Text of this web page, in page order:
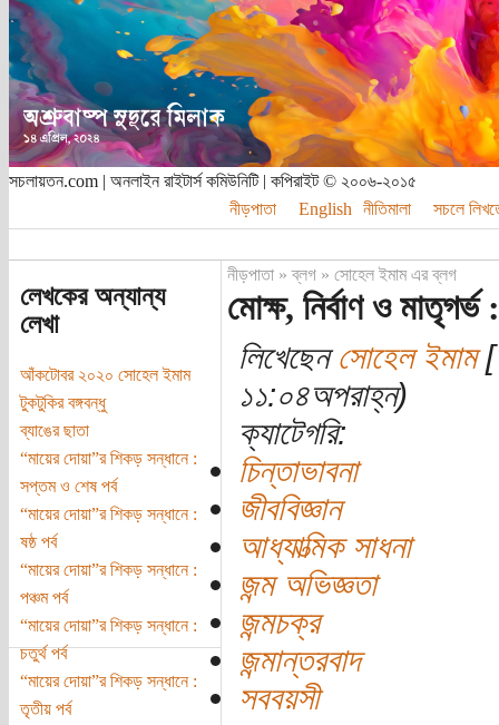
সচলায়তন.com | অনলাইন রাইটার্স কমিউনিটি | কপিরাইট © ২০০৬-২০১৫
নীড়পাতা
English নীতিমালা সচলে
লেখকের অন্যান্য
লেখা
আঁকটোবর ২০২০ সোহেল ইমাম
টুকটুকির বঙ্গবন্ধু
ব্যাঙের ছাতা
“মায়ের দোয়া”র শিকড় সন্ধানে :
সপ্তম ও শেষ পর্ব
“মায়ের দোয়া”র শিকড় সন্ধানে :
ষষ্ঠ পর্ব
“মায়ের দোয়া”র শিকড় সন্ধানে :
পঞ্চম পর্ব
“মায়ের দোয়া”র শিকড় সন্ধানে :
চতুর্থ পর্ব
“মায়ের দোয়া”র শিকড় সন্ধানে :
তৃতীয় পর্ব
নীড়পাতা»ব্লগ» সোহেল ইমাম এর ব্লগ
মোক্ষ, নির্বাণ ও মাতৃগর্ভ
লিখেছেনসোহেল ইমাম
১১:০৪অপরাহ্ন)
ক্যাটেগরি:
চিন্তাভাবনা
জীববিজ্ঞান
আধ্যাত্মিক সাধনা
জন্ম অভিজ্ঞতা
জন্মচক্র
জন্মান্তরবাদ
সববয়সী